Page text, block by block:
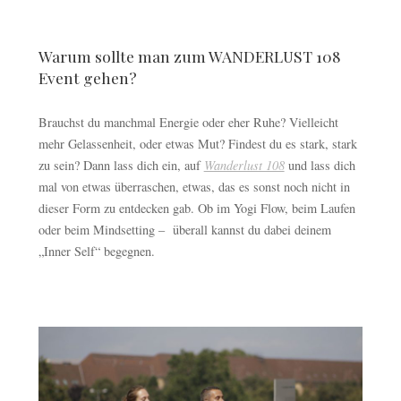
Warum sollte man zum WANDERLUST 108
Event gehen?
Brauchst du manchmal Energie oder eher Ruhe? Vielleicht
mehr Gelassenheit, oder etwas Mut? Findest du es stark, stark
zu sein? Dann lass dich ein, auf Wanderlust 108und lass dich
mal von etwas überraschen, etwas, das es sonst noch nicht in
dieser Form zu entdecken gab. Ob im Yogi Flow, beim Laufen
oder beim Mindsetting – überall kannst du dabei deinem
„Inner Self“ begegnen.